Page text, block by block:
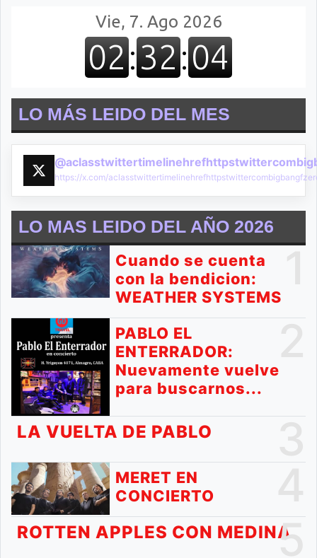
LO MÁS LEIDO DEL MES
https://x.com/
LO MAS LEIDO DEL AÑO 2026
Cuando se cuenta
con la bendicion:
WEATHER SYSTEMS
PABLO EL
ENTERRADOR:
Nuevamente vuelve
para buscarnos...
LA VUELTA DE PABLO
MERET EN
CONCIERTO
5
ROTTEN APPLES CON MEDINA